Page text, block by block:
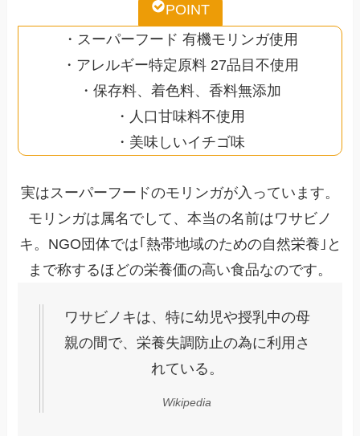
POINT
・スーパーフード 有機モリンガ使用
・アレルギー特定原料 27品目不使用
・保存料、着色料、香料無添加
・人口甘味料不使用
・美味しいイチゴ味
実はスーパーフードのモリンガが入っています。
モリンガは属名でして、本当の名前はワサビノ
キ。NGO団体では｢熱帯地域のための自然栄養｣と
まで称するほどの栄養価の高い食品なのです。
ワサビノキは、特に幼児や授乳中の母
親の間で、栄養失調防止の為に利用さ
れている。
Wikipedia